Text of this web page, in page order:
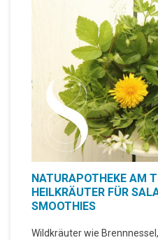
NATURAPOTHEKE AM
HEILKRÄUTER FÜR
SMOOTHIES
Wildkräuter wie